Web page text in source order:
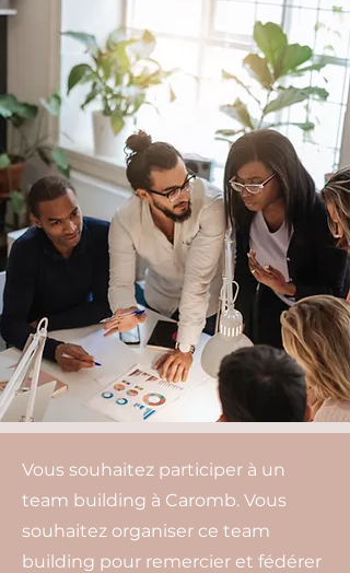
Vous souhaitez participer à un
team building à Caromb. Vous
souhaitez organiser ce team
building pour remercier et fédérer